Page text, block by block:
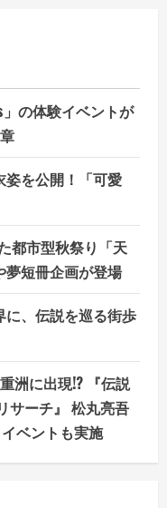
」の体験イベントが
姿を公開！「可愛
都市型秋祭り「天
夢短冊企画が登場
に、伝説を巡る街歩
洲に出現!? 『伝説
サーチ』 松丸亮吾
ベントも実施